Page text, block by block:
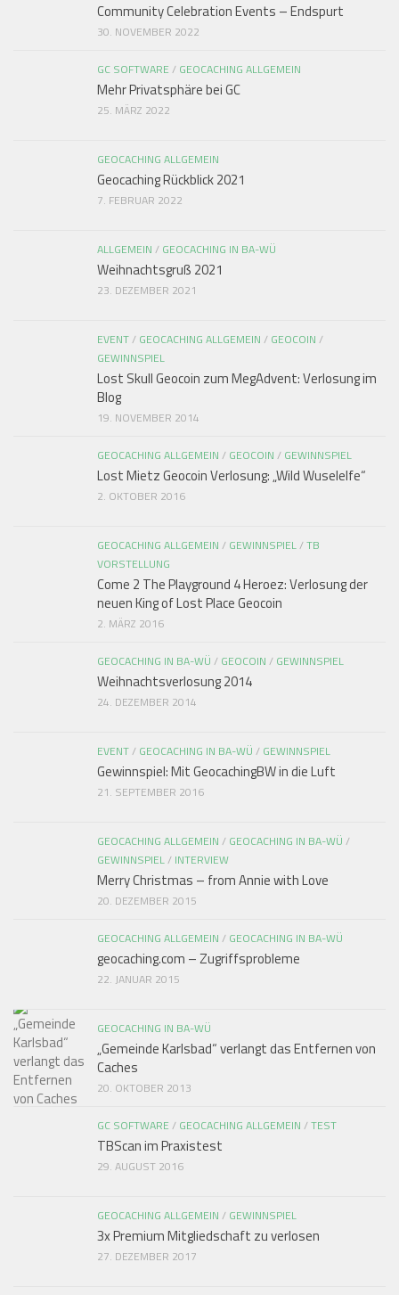
Community Celebration Events – Endspurt
30. NOVEMBER 2022
GC SOFTWARE / GEOCACHING ALLGEMEIN
Mehr Privatsphäre bei GC
25. MÄRZ 2022
GEOCACHING ALLGEMEIN
Geocaching Rückblick 2021
7. FEBRUAR 2022
ALLGEMEIN / GEOCACHING IN BA-WÜ
Weihnachtsgruß 2021
23. DEZEMBER 2021
EVENT/ GEOCACHING ALLGEMEIN / GEOCOIN /
GEWINNSPIEL
Lost Skull Geocoin zum MegAdvent: Verlosung im
Blog
19. NOVEMBER 2014
GEOCACHING ALLGEMEIN / GEOCOIN / GEWINNSPIEL
Lost Mietz Geocoin Verlosung: „Wild Wuselelfe“
2. OKTOBER 2016
GEOCACHING ALLGEMEIN / GEWINNSPIEL/TB
VORSTELLUNG
Come 2 The Playground 4 Heroez: Verlosung der
neuen King of Lost Place Geocoin
2. MÄRZ 2016
GEOCACHING IN BA-WÜ / GEOCOIN / GEWINNSPIEL
Weihnachtsverlosung 2014
24. DEZEMBER 2014
EVENT/ GEOCACHING IN BA-WÜ / GEWINNSPIEL
Gewinnspiel: Mit GeocachingBW in die Luft
21. SEPTEMBER 2016
GEOCACHING ALLGEMEIN / GEOCACHING IN BA-WÜ /
GEWINNSPIEL/ INTERVIEW
Merry Christmas – from Annie with Love
20. DEZEMBER 2015
GEOCACHING ALLGEMEIN / GEOCACHING IN BA-WÜ
geocaching.com – Zugriffsprobleme
22. JANUAR 2015
GEOCACHING IN BA-WÜ
„Gemeinde Karlsbad“ verlangt das Entfernen von
Caches
20. OKTOBER 2013
GC SOFTWARE / GEOCACHING ALLGEMEIN /TEST
TBScan im Praxistest
29. AUGUST 2016
GEOCACHING ALLGEMEIN / GEWINNSPIEL
3x Premium Mitgliedschaft zu verlosen
27. DEZEMBER 2017